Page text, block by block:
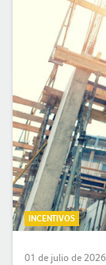
INCENTIVOS
01 de julio de 2026